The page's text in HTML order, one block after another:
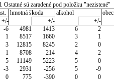
sú zaradené pod položku "nezistené"
hmotná škoda alkohol
obec
+/- +/- +/-
-6 4981 1413 6 2
1 8517 1660 3 1
3 12815 8245 2 0
1 8708 214 4 2
5 11149 5223 5 0
-3 2931 -256 5 -9
0 775 -390 0 0